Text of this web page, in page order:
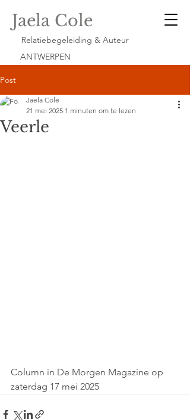
Jaela Cole
Relatiebegeleiding & Auteur
ANTWERPEN
Post
Veerle
Jaela Cole
21 mei 2025 1 minuten om te lezen
Column in De Morgen Magazine op
zaterdag 17 mei 2025